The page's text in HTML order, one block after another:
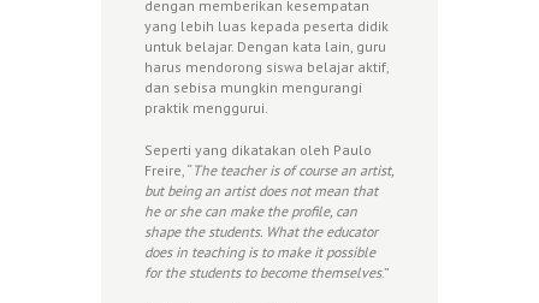
dengan memberikan kesempatan
yang lebih luas kepada peserta didik
untuk belajar. Dengan kata lain, guru
harus mendorong siswa belajar aktif,
dan sebisa mungkin mengurangi
praktik menggurui.
Seperti yang dikatakan oleh Paulo
Freire, “ The teacher is of course an artist,
but being an artist does not mean that
he or she can make the profile, can
shape the students. What the educator
does in teaching is to make it possible
for the students to become themselves.”